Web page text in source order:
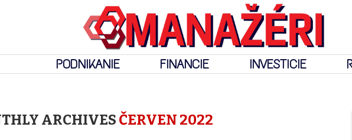
PODNIKANIE FINANCIE INVESTICIE
ARCHIVES ČERVEN 2022